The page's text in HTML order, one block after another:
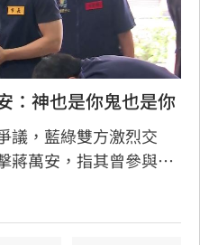
：神也是你鬼也是你
議，藍綠雙方激烈交
蔣萬安，指其曾參與疫
府努力爭取疫苗並面臨